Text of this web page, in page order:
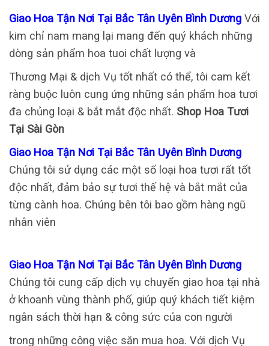
Giao Hoa Tận Nơi Tại Bắc Tân Uyên Bình Dương Với
kim chỉ nam mang lại mang đến quý khách những
dòng sản phẩm hoa tuoi chất lượng và
Thương Mại & dịch Vụ tốt nhất có thể, tôi cam kết
ràng buộc luôn cung ứng những sản phẩm hoa tươi
đa chủng loại & bắt mắt độc nhất. Shop Hoa Tươi
Tại Sài Gòn
Giao Hoa Tận Nơi Tại Bắc Tân Uyên Bình Dương
Chúng tôi sử dụng các một số loại hoa tươi rất tốt
độc nhất, đảm bảo sự tươi thế hệ và bắt mắt của
từng cành hoa. Chúng bên tôi bao gồm hàng ngũ
nhân viên
Giao Hoa Tận Nơi Tại Bắc Tân Uyên Bình Dương
Chúng tôi cung cấp dịch vụ chuyển giao hoa tại nhà
ở khoanh vùng thành phố, giúp quý khách tiết kiệm
ngân sách thời hạn & công sức của con người
trong những công việc săn mua hoa. Với dịch Vụ